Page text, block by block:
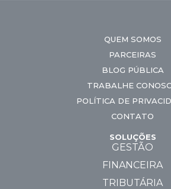
QUEM SOMOS
PARCEIRAS
BLOG PÚBLICA
TRABALHE
POLÍTICA DE
CONTATO
SOLUÇÕES
GESTÃO
FINANCEIRA
TRIBUTÁRIA